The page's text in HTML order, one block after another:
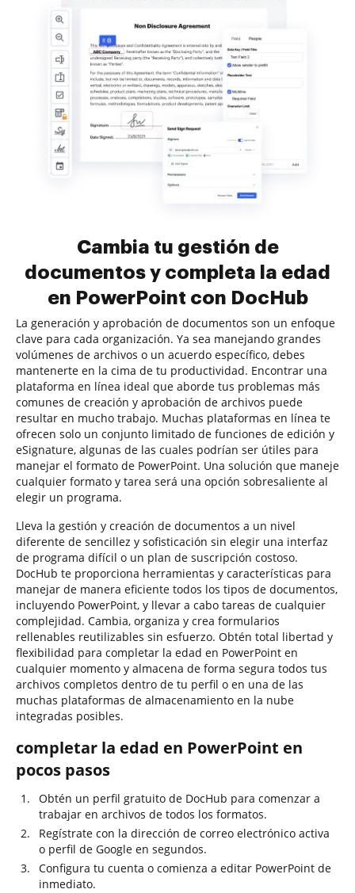
Cambia tu gestión de
documentos y completa la edad
en PowerPoint con DocHub
La generación y aprobación de documentos son un enfoque
clave para cada organización. Ya sea manejando grandes
volúmenes de archivos o un acuerdo específico, debes
mantenerte en la cima de tu productividad. Encontrar una
plataforma en línea ideal que aborde tus problemas más
comunes de creación y aprobación de archivos puede
resultar en mucho trabajo. Muchas plataformas en línea te
ofrecen solo un conjunto limitado de funciones de edición y
eSignature, algunas de las cuales podrían ser útiles para
manejar el formato de PowerPoint. Una solución que maneje
cualquier formato y tarea será una opción sobresaliente al
elegir un programa.
Lleva la gestión y creación de documentos a un nivel
diferente de sencillez y sofisticación sin elegir una interfaz
de programa difícil o un plan de suscripción costoso.
DocHub te proporciona herramientas y características para
manejar de manera eficiente todos los tipos de documentos,
incluyendo PowerPoint, y llevar a cabo tareas de cualquier
complejidad. Cambia, organiza y crea formularios
rellenables reutilizables sin esfuerzo. Obtén total libertad y
flexibilidad para completar la edad en PowerPoint en
cualquier momento y almacena de forma segura todos tus
archivos completos dentro de tu perfil o en una de las
muchas plataformas de almacenamiento en la nube
integradas posibles.
completar la edad en PowerPoint en
pocos pasos
Obtén un perfil gratuito de DocHub para comenzar a
trabajar en archivos de todos los formatos.
Regístrate con la dirección de correo electrónico activa
o perfil de Google en segundos.
Configura tu cuenta o comienza a editar PowerPoint de
inmediato.